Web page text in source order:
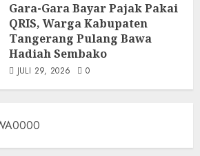
Gara-Gara Bayar Pajak Pakai
QRIS, Warga Kabupaten
Tangerang Pulang Bawa
Hadiah Sembako
JULI 29, 2026 0